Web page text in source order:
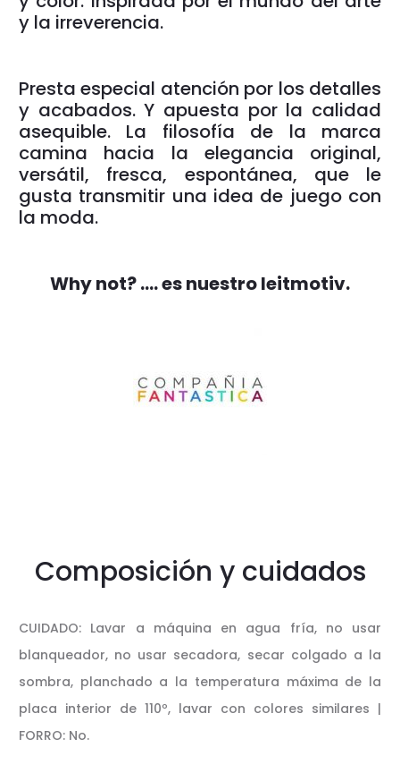
y la irreverencia.
Presta especial atención por los detalles
y acabados. Y apuesta por la calidad
asequible. La filosofía de la marca
camina hacia la elegancia original,
versátil, fresca, espontánea, que le
gusta transmitir una idea de juego con
la moda.
Why not? …. es nuestro leitmotiv.
Composición y cuidados
CUIDADO: Lavar a máquina en agua fría, no usar
blanqueador, no usar secadora, secar colgado a la
sombra, planchado a la temperatura máxima de la
placa interior de 110º, lavar con colores similares |
FORRO: No.